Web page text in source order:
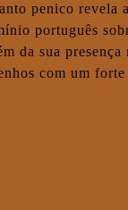
penico
português
da sua
com um